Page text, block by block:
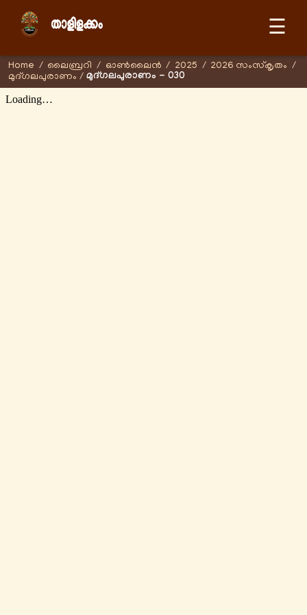
☰
Home / ലൈബ്രറി / ഓണ്‍ലൈന്‍ / 2025 / 2026 സംസ്കൃതം /
മുദ്ഗലപുരാണം / മുദ്ഗലപുരാണം - 030